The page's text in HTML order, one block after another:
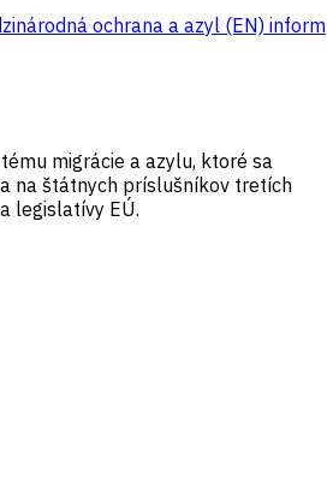
ochrana a azyl (EN) inform
migrácie a azylu, ktoré sa
na štátnych príslušníkov tretích
legislatívy EÚ.